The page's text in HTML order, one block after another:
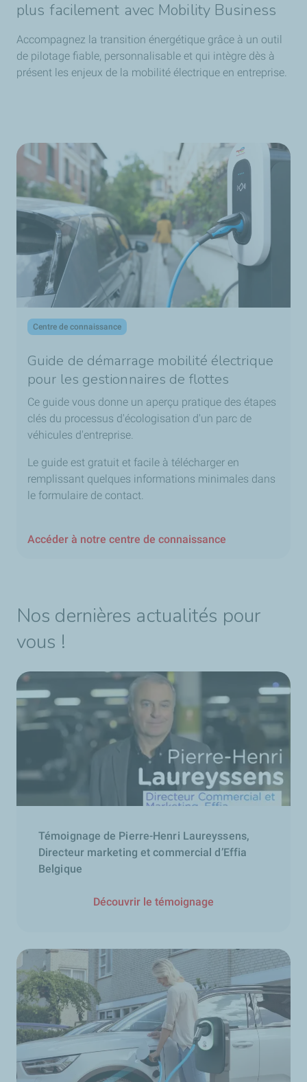
plus facilement avec Mobility Business
Accompagnez la transition énergétique grâce à un outil
de pilotage fiable, personnalisable et qui intègre dès à
présent les enjeux de la mobilité électrique en entreprise.
Centre de connaissance
Guide de démarrage mobilité électrique
pour les gestionnaires de flottes
Ce guide vous donne un aperçu pratique des étapes
clés du processus d'écologisation d'un parc de
véhicules d'entreprise.
Le guide est gratuit et facile à télécharger en
remplissant quelques informations minimales dans
le formulaire de contact.
Accéder à notre centre de connaissance
Nos dernières actualités pour
vous !
Témoignage de Pierre-Henri Laureyssens,
Directeur marketing et commercial d’Effia
Belgique
Découvrir le témoignage